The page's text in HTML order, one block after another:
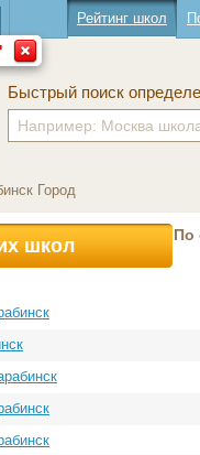
Рейтинг школ
Быстрый поиск
Город
школ По